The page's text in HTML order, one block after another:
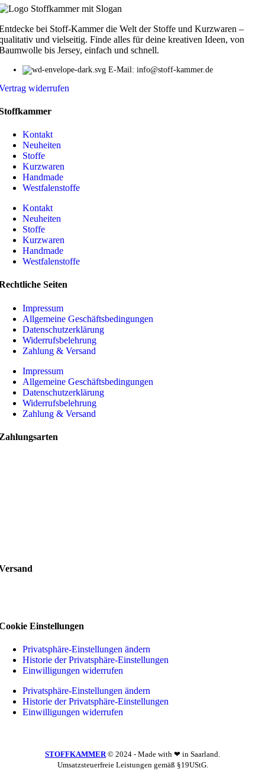
bei Stoff-Kammer die Welt der Stoffe und Kurzwaren –
und vielseitig. Finde alles für deine kreativen Ideen, von
bis Jersey, einfach und schnell.
E-Mail: info@stoff-kammer.de
widerrufen
Kontakt
Neuheiten
Stoffe
Kurzwaren
Handmade
Westfalenstoffe
Kontakt
Neuheiten
Stoffe
Kurzwaren
Handmade
Westfalenstoffe
Seiten
Impressum
Allgemeine Geschäftsbedingungen
Datenschutzerklärung
Widerrufsbelehrung
Zahlung & Versand
Impressum
Allgemeine Geschäftsbedingungen
Datenschutzerklärung
Widerrufsbelehrung
Zahlung & Versand
Einstellungen
Privatsphäre-Einstellungen ändern
Historie der Privatsphäre-Einstellungen
Einwilligungen widerrufen
Privatsphäre-Einstellungen ändern
Historie der Privatsphäre-Einstellungen
Einwilligungen widerrufen
STOFFKAMMER© 2024 - Made with ❤ in Saarland.
Umsatzsteuerfreie Leistungen gemäß §19UStG.